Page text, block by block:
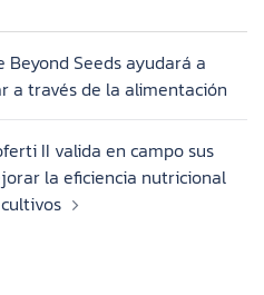
Seeds ayudará a
a través de la alimentación
II valida en campo sus
la eficiencia nutricional